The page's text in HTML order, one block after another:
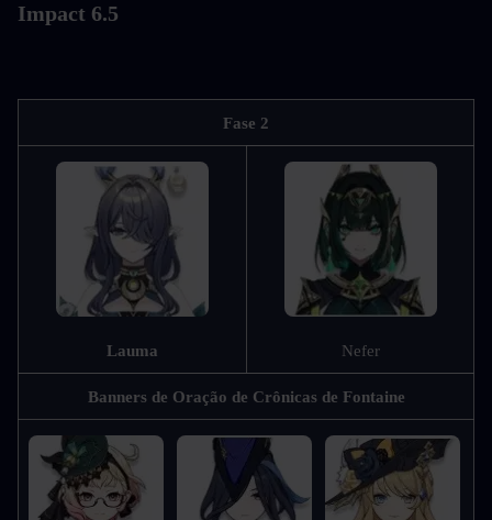
Impact 6.5
Fase 2
Lauma Nefer
Banners de Oração de Crônicas de Fontaine